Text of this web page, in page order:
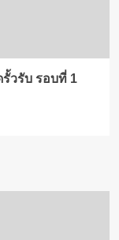
วรับ รอบที่ 1